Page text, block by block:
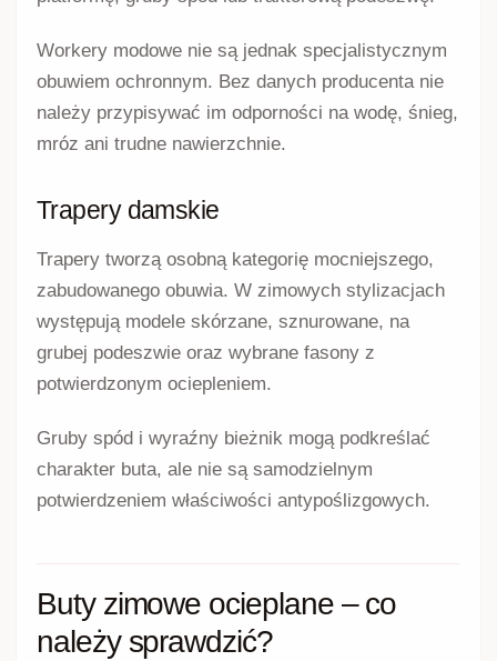
Workery modowe nie są jednak specjalistycznym
obuwiem ochronnym. Bez danych producenta nie
należy przypisywać im odporności na wodę, śnieg,
mróz ani trudne nawierzchnie.
Trapery damskie
Trapery tworzą osobną kategorię mocniejszego,
zabudowanego obuwia. W zimowych stylizacjach
występują modele skórzane, sznurowane, na
grubej podeszwie oraz wybrane fasony z
potwierdzonym ociepleniem.
Gruby spód i wyraźny bieżnik mogą podkreślać
charakter buta, ale nie są samodzielnym
potwierdzeniem właściwości antypoślizgowych.
Buty zimowe ocieplane – co
należy sprawdzić?